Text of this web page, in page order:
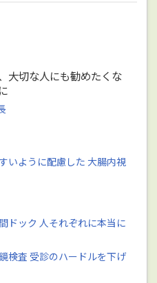
大切な人にも勧めたくな
いように配慮した 大腸内視
ドック 人それぞれに本当に
検査 受診のハードルを下げ